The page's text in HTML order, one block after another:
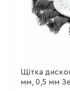
Щітка
мм, 0,5 мм